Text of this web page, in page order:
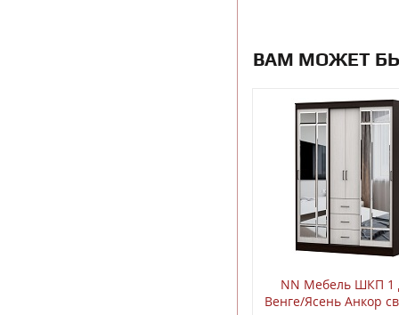
ВАМ МОЖЕТ
NN Мебель ШКП 1
Венге/Ясень Анкор